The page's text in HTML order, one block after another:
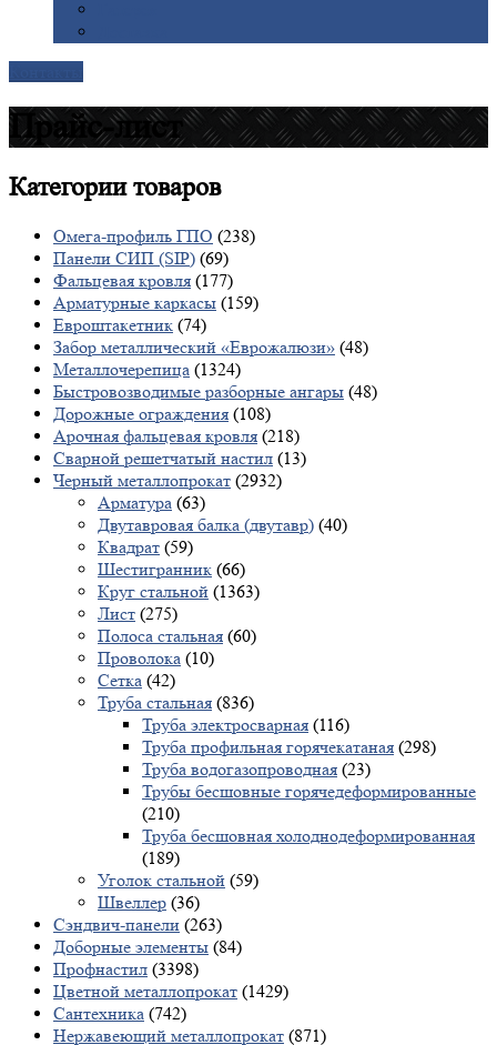
Прайс-лист
Категориитоваров
Омега-профиль ГПО (238)
Панели СИП (SIP) (69)
Фальцевая кровля (177)
Арматурные каркасы (159)
Евроштакетник (74)
Забор металлический «Еврожалюзи» (48)
Металлочерепица (1324)
Быстровозводимые разборные ангары (48)
Дорожные ограждения (108)
Арочная фальцевая кровля (218)
Сварной решетчатый настил (13)
Черный металлопрокат (2932)
Арматура (63)
Двутавровая балка (двутавр) (40)
Квадрат (59)
Шестигранник (66)
Круг стальной (1363)
Лист (275)
Полоса стальная (60)
Проволока (10)
Сетка (42)
Труба стальная (836)
Труба электросварная (116)
Труба профильная горячекатаная (298)
Труба водогазопроводная (23)
Трубы бесшовные горячедеформированные
(210)
Труба бесшовная холоднодеформированная
(189)
Уголок стальной (59)
Швеллер (36)
Сэндвич-панели (263)
Доборные элементы (84)
Профнастил (3398)
Цветной металлопрокат (1429)
Сантехника (742)
Нержавеющий металлопрокат (871)